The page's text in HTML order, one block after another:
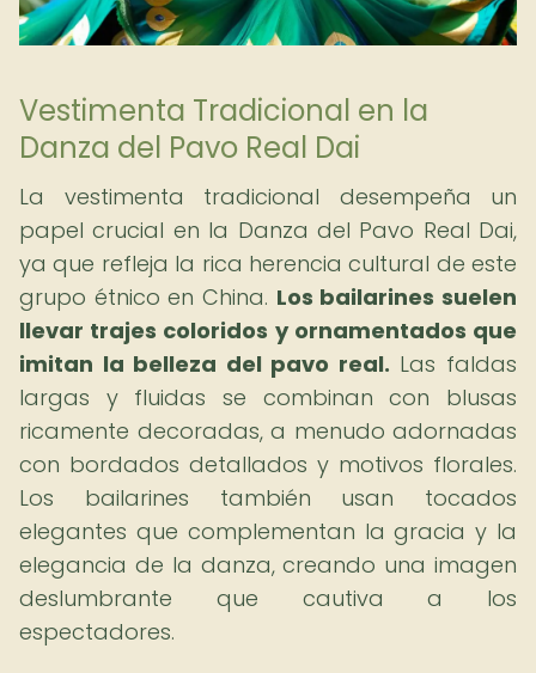
Vestimenta Tradicional en la
Danza del Pavo Real Dai
La vestimenta tradicional desempeña un
papel crucial en la Danza del Pavo Real Dai,
ya que refleja la rica herencia cultural de este
grupo étnico en China. Los bailarines suelen
llevar trajes coloridos y ornamentados que
imitan la belleza del pavo real. Las faldas
largas y fluidas se combinan con blusas
ricamente decoradas, a menudo adornadas
con bordados detallados y motivos florales.
Los bailarines también usan tocados
elegantes que complementan la gracia y la
elegancia de la danza, creando una imagen
deslumbrante que cautiva a los
espectadores.